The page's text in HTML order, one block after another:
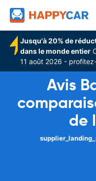
Jusqu'à 20% de
dans le monde entier
11 août 2026 -
Avis
de